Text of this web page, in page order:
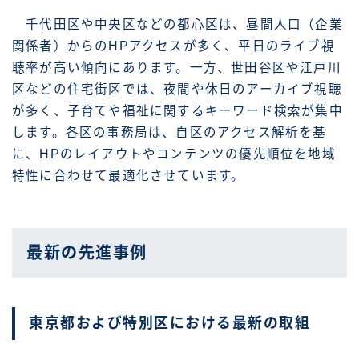
千代田区や中央区などの都心区は、昼間人口（企業
関係者）からのHPアクセスが多く、平日のライブ視
聴率が高い傾向にあります。一方、世田谷区や江戸川
区などの住宅街区では、夜間や休日のアーカイブ視聴
が多く、子育てや福祉に関するキーワード検索が集中
します。各区の事務局は、自区のアクセス解析を基
に、HPのレイアウトやコンテンツの優先順位を地域
特性に合わせて最適化させています。
最新の先進事例
東京都および特別区における最新の取組